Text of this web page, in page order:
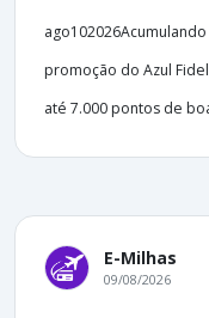
promoção do Azul
até 7.000 pontos de
E-Milhas
09/08/2026